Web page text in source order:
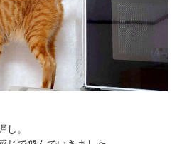
し。
pecocats
ねこ部をフォロー
をダウンロードする